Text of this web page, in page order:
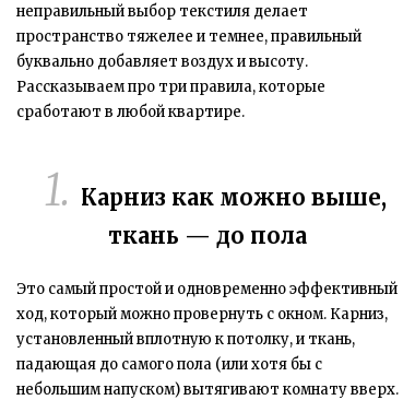
неправильный выбор текстиля делает
пространство тяжелее и темнее, правильный
буквально добавляет воздух и высоту.
Рассказываем про три правила, которые
сработают в любой квартире.
Карниз как можно выше,
ткань — до пола
Это самый простой и одновременно эффективный
ход, который можно провернуть с окном. Карниз,
установленный вплотную к потолку, и ткань,
падающая до самого пола (или хотя бы с
небольшим напуском) вытягивают комнату вверх.